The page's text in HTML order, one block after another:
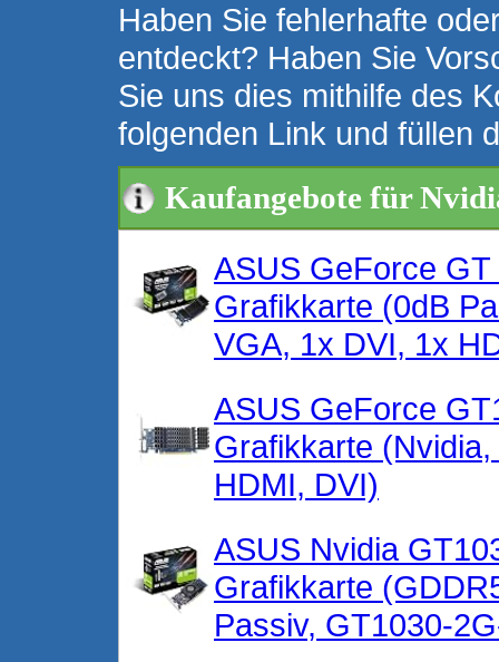
Haben Sie fehlerhafte
entdeckt? Haben Sie
Sie uns dies mithilfe des
folgenden Link und füllen
Kaufangebote für
ASUS GeForce
Grafikkarte (0dB
VGA, 1x DVI, 1x
ASUS GeForce
Grafikkarte
HDMI, DVI)
ASUS Nvidia
Grafikkarte
Passiv, GT1030-